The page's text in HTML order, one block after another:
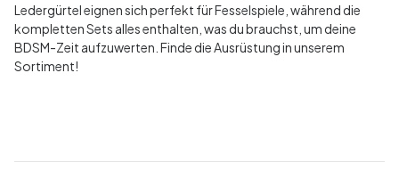
Ledergürtel eignen sich perfekt für Fesselspiele, während die
kompletten Sets alles enthalten, was du brauchst, um deine
BDSM-Zeit aufzuwerten. Finde die Ausrüstung in unserem
Sortiment!